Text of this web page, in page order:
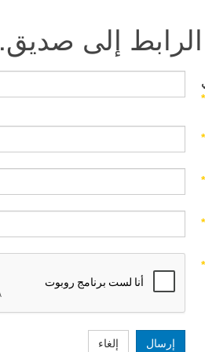
إلى صديق.
*
*
*
*
*
إرسال إلغاء